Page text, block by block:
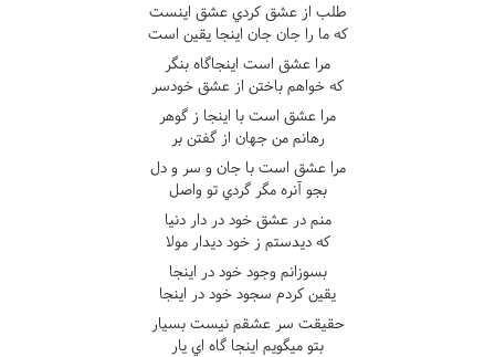
طلب از عشق کردي عشق اينست
که ما را جان جان اينجا يقين است
مرا عشق است اينجاگاه بنگر
که خواهم باختن از عشق خودسر
مرا عشق است با اينجا ز گوهر
رهانم من جهان از گفتن بر
مرا عشق است با جان و سر و دل
بجو آنره مگر گردي تو واصل
منم در عشق خود در دار دنيا
که ديدستم ز خود ديدار مولا
بسوزانم وجود خود در اينجا
يقين کردم سجود خود در اينجا
حقيقت سر عشقم نيست بسيار
بتو ميگويم اينجا گاه اي يار